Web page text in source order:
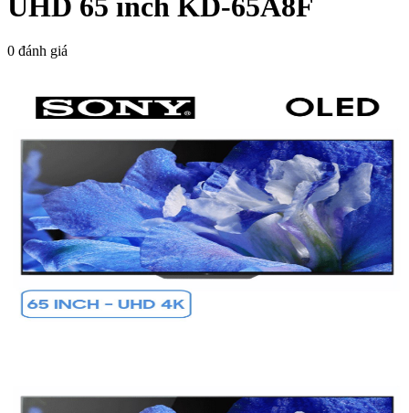
0 đánh giá